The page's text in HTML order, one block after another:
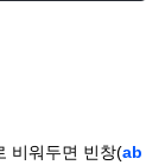
비워두면 빈창(ab